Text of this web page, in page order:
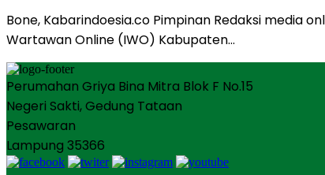
Bone, Kabarindoesia.co Pimpinan Redaksi media
Wartawan Online (IWO) Kabupaten…
Perumahan Griya Bina Mitra Blok F No.15
Negeri Sakti, Gedung Tataan
Pesawaran
Lampung 35366